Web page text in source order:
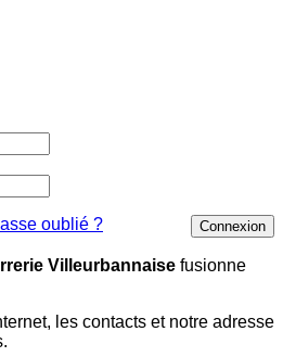
Connexion
oublié ?
Villeurbannaise fusionne
les contacts et notre adresse